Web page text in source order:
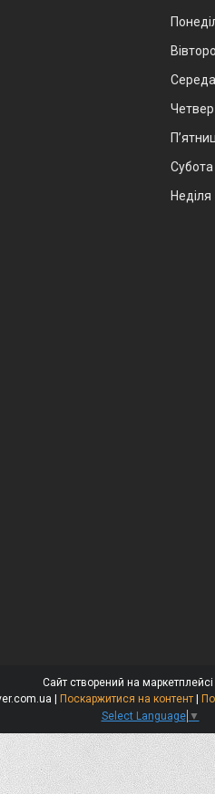
Середа
Четвер
Субота
Неділя
Сайт створений на маркетплейсі
BestCover.com.ua | Поскаржитися на контент |
Select Language ▼